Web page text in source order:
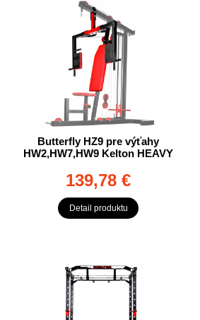
Butterfly HZ9 pre výťahy
HW2,HW7,HW9 Kelton HEAVY
139,78 €
Detail produktu